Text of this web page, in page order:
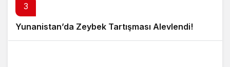
3
Yunanistan’da Zeybek Tartışması Alevlendi!